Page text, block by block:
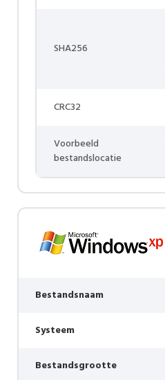
SHA256
CRC32
Voorbeeld
bestandslocatie
Bestandsnaam
Systeem
Bestandsgrootte